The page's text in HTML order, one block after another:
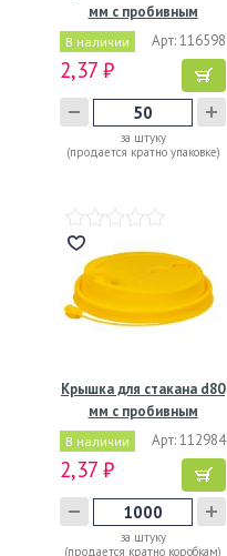
мм с пробивным
слотом…
В наличии Арт: 116598
2,37 ₽
за штуку
(продается кратно упаковке)
Крышка для стакана d80
мм с пробивным
слотом…
В наличии Арт: 112984
2,37 ₽
за штуку
(продается кратно коробкам)